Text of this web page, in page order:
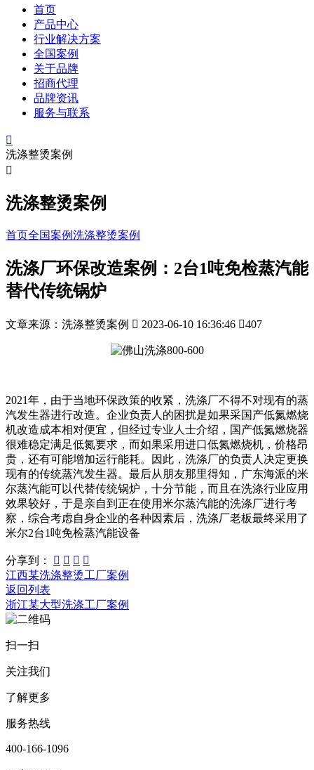
首页
产品中心
行业解决方案
全国案例
关于品牌
招商代理
品牌资讯
服务与联系

洗涤整烫案例

洗涤整烫案例
首页全国案例洗涤整烫案例
洗涤厂环保改造案例：2台1吨免检蒸汽能
替代传统锅炉
文章来源：洗涤整烫案例  2023-06-10 16:36:46 407
2021年，由于当地环保政策的收紧，洗涤厂不得不对现有的蒸
汽发生器进行改造。企业负责人的困扰是如果采国产低氮燃烧
机改造成本相对便宜，但经过专业人士介绍，国产低氮燃烧器
很难稳定满足低氮要求，而如果采用进口低氮燃烧机，价格昂
贵，还有可能增加运行能耗。因此，洗涤厂的负责人决定更换
现有的传统蒸汽发生器。最后从朋友那里得知，广东海派的米
尔蒸汽能可以代替传统锅炉，十分节能，而且在洗涤行业应用
效果较好，于是亲自到正在使用米尔蒸汽能的洗涤厂进行考
察，综合考虑自身企业的各种因素后，洗涤厂老板最终采用了
米尔2台1吨免检蒸汽能设备
分享到：    
江西某洗涤整烫工厂案例
返回列表
浙江某大型洗涤工厂案例
扫一扫
关注我们
了解更多
服务热线
400-166-1096